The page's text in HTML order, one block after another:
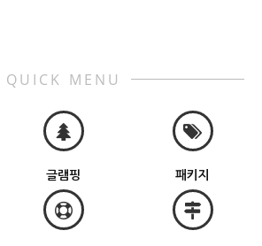
QUICK MENU
글램핑 패키지